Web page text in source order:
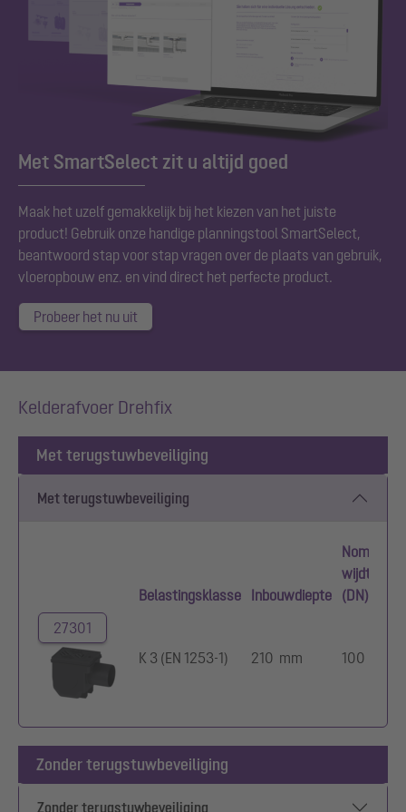
Met SmartSelect zit u altijd goed
Maak het uzelf gemakkelijk bij het kiezen van het juiste
product! Gebruik onze handige planningstool SmartSelect,
beantwoord stap voor stap vragen over de plaats van gebruik,
vloeropbouw enz. en vind direct het perfecte product.
Probeer het nu uit
Kelderafvoer Drehfix
Met terugstuwbeveiliging
Met terugstuwbeveiliging
Belastingsklasse Inbouwdiepte
Nominale
wijdte
(DN)
27301
K 3 (EN 1253-1)
210 mm 100
Zonder terugstuwbeveiliging
Zonder terugstuwbeveiliging